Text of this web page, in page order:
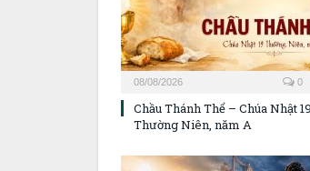
08/08/2026 0
Chầu Thánh Thể – Chúa Nhật 19
Thường Niên, năm A